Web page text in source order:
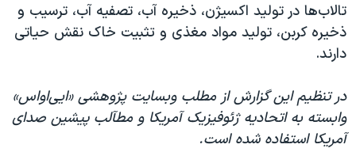
تالاب‌ها در تولید اکسیژن، ذخیره آب، تصفیه آب، ترسیب و
ذخیره کربن، تولید مواد مغذی و تثبیت خاک نقش حیاتی
دارند.
در تنظیم این گزارش از مطلب وبسایت پژوهشی «ایی‌او‌اس»
وابسته به اتحادیه ژئوفیزیک آمریکا و مطآلب پیشین صدای
آمریکا استفاده شده است.